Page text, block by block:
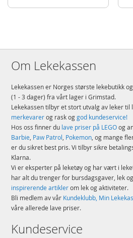
Produktdetaljer
Modell
EAN
Merke LEGO
Aktuelt Nyheter
Om Lekekassen
Lekekassen er Norges største lekebutikk
(1 - 3 dager) fra vårt lager i Grimstad.
Lekekassen tilbyr et stort utvalg av leker til
merkevarerog rask oggod kundeservice!
Hos oss finner du lave priser på LEGOog
Barbie, Paw Patrol, Pokemon, og mange
er du sikret best pris. Vi tilbyr sikre
Klarna.
Vi er eksperter på leketøy og har vært i
har alt du trenger for bursdagsgaver, lek
inspirerende artiklerom lek og aktiviteter.
Bli medlem av vår Kundeklubb, Min
våre allerede lave priser.
Kundeservice